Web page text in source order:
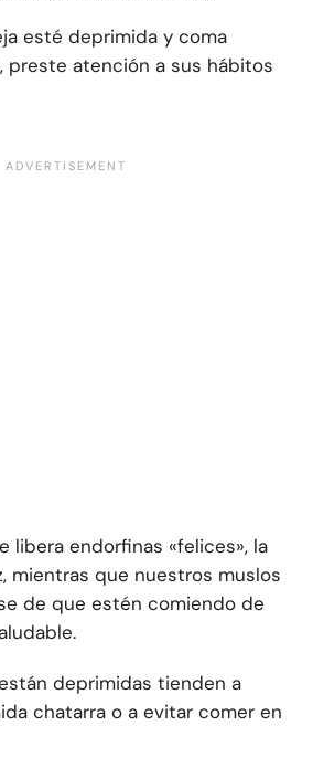
esté deprimida y coma
preste atención a sus hábitos
libera endorfinas «felices», la
mientras que nuestros muslos
de que estén comiendo de
deprimidas tienden a
chatarra o a evitar comer en